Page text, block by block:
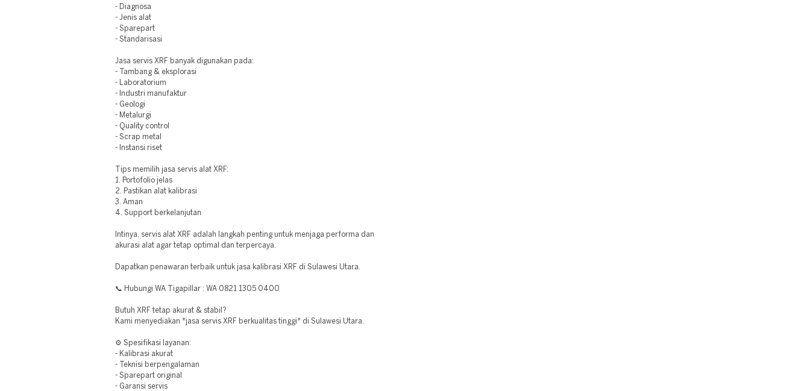
- Diagnosa
- Jenis alat
- Sparepart
- Standarisasi
Jasa servis XRF banyak digunakan pada:
- Tambang & eksplorasi
- Laboratorium
- Industri manufaktur
- Geologi
- Metalurgi
- Quality control
- Scrap metal
- Instansi riset
Tips memilih jasa servis alat XRF:
1. Portofolio jelas
2. Pastikan alat kalibrasi
3. Aman
4. Support berkelanjutan
Intinya, servis alat XRF adalah langkah penting untuk menjaga performa dan
akurasi alat agar tetap optimal dan terpercaya.
Dapatkan penawaran terbaik untuk jasa kalibrasi XRF di Sulawesi Utara.
📞 Hubungi WA Tigapillar : WA 0821 1305 0400
Butuh XRF tetap akurat & stabil?
Kami menyediakan *jasa servis XRF berkualitas tinggi* di Sulawesi Utara.
⚙️ Spesifikasi layanan:
- Kalibrasi akurat
- Teknisi berpengalaman
- Sparepart original
- Garansi servis